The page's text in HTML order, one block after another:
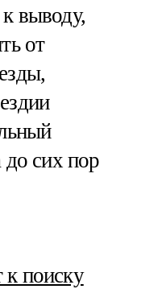
выводу,
от
до сих пор
поиску